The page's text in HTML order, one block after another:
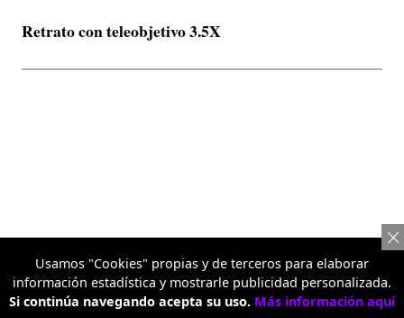
Retrato con teleobjetivo 3.5X
Usamos "Cookies" propias y de terceros para elaborar
información estadística y mostrarle publicidad personalizada.
Si continúa navegando acepta su uso. Más información aquí